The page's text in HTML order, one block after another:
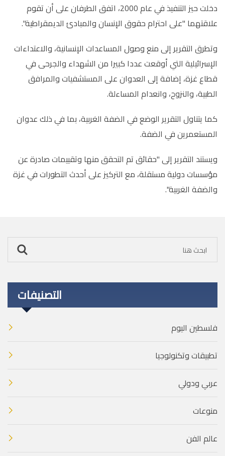
دخلت حيز التنفيذ في عام 2000، اتفق الطرفان على أن تقوم
علاقتهما "على احترام حقوق الإنسان والمبادئ الديمقراطية".
وتطرق التقرير إلى منع وصول المساعدات الإنسانية، والاعتداءات
الإسرائيلية التي أوقعت عددا كبيرا من الشهداء والجرحى في
قطاع غزة، إضافة إلى العدوان على المستشفيات والمرافق
الطبية، والنزوح، وانعدام المساءلة.
كما يتناول التقرير الوضع في الضفة الغربية، بما في ذلك عدوان
المستعمرين في الضفة.
ويستند التقرير إلى "حقائق تم التحقق منها وتقييمات صادرة عن
مؤسسات دولية مستقلة، مع التركيز على أحدث التطورات في غزة
والضفة الغربية".
التصنيفات
فلسطين اليوم
تطبيقات وتكنولوجيا
عربي ودولي
منوعات
عالم الفن